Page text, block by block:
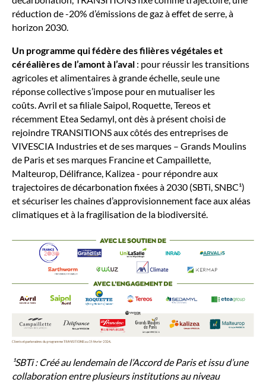
réduction de -20% d’émissions de gaz à effet de serre, à
horizon 2030.
Un programme qui fédère des filières végétales et
céréalières de l’amont à l’aval : pour réussir les transitions
agricoles et alimentaires à grande échelle, seule une
réponse collective s’impose pour en mutualiser les
coûts. Avril et sa filiale Saipol, Roquette, Tereos et
récemment Etea Sedamyl, ont dès à présent choisi de
rejoindre TRANSITIONS aux côtés des entreprises de
VIVESCIA Industries et de ses marques – Grands Moulins
de Paris et ses marques Francine et Campaillette,
Malteurop, Délifrance, Kalizea - pour répondre aux
trajectoires de décarbonation fixées à 2030 (SBTi, SNBC¹)
et sécuriser les chaines d’approvisionnement face aux aléas
climatiques et à la fragilisation de la biodiversité.
¹SBTi : Créé au lendemain de l’Accord de Paris et issu d’une
collaboration entre plusieurs institutions au niveau